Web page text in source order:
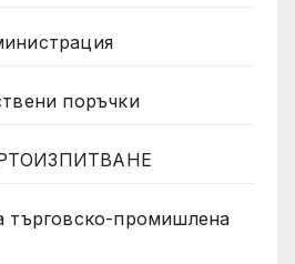
поръчки
търговско-промишлена